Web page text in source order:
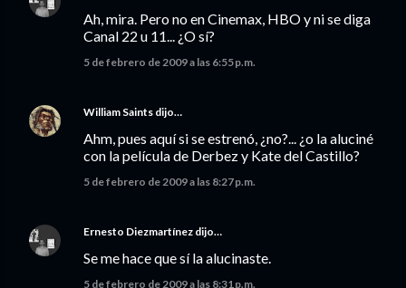
Ah, mira. Pero no en Cinemax, HBO y ni se diga
Canal 22 u 11... ¿O sí?
5 de febrero de 2009 a las 6:55 p.m.
William Saints dijo…
Ahm, pues aquí si se estrenó, ¿no?... ¿o la aluciné
con la película de Derbez y Kate del Castillo?
5 de febrero de 2009 a las 8:27 p.m.
Ernesto Diezmartínez dijo…
Se me hace que sí la alucinaste.
5 de febrero de 2009 a las 8:31 p.m.